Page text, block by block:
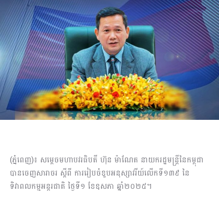
(ភ្នំពេញ)៖ សម្តេចមហាបវរធិបតី ហ៊ុន​ ម៉ាណែត នាយករដ្ឋមន្ត្រីនៃកម្ពុជា​
បានចេញសារាចរ ស្តីពី ការរៀបចំខួបអនុស្សាវរីយ៍លើកទី១៣៩ នៃ
ទិវាពលកម្មអន្តរជាតិ ថ្ងៃទី១ ខែឧសភា ឆ្នាំ២០២៥។